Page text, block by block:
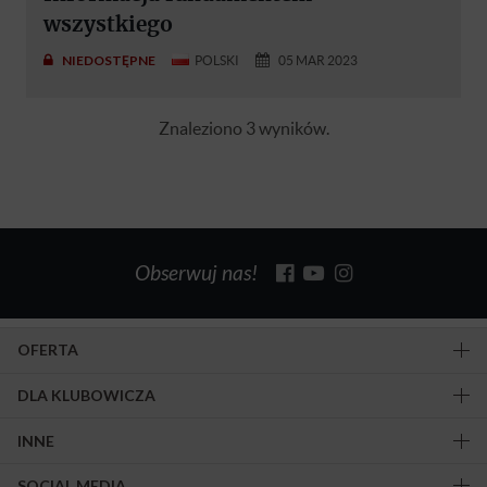
wszystkiego
NIEDOSTĘPNE POLSKI 05 MAR 2023
Znaleziono 3 wyników.
Obserwuj nas!
OFERTA
DLA KLUBOWICZA
INNE